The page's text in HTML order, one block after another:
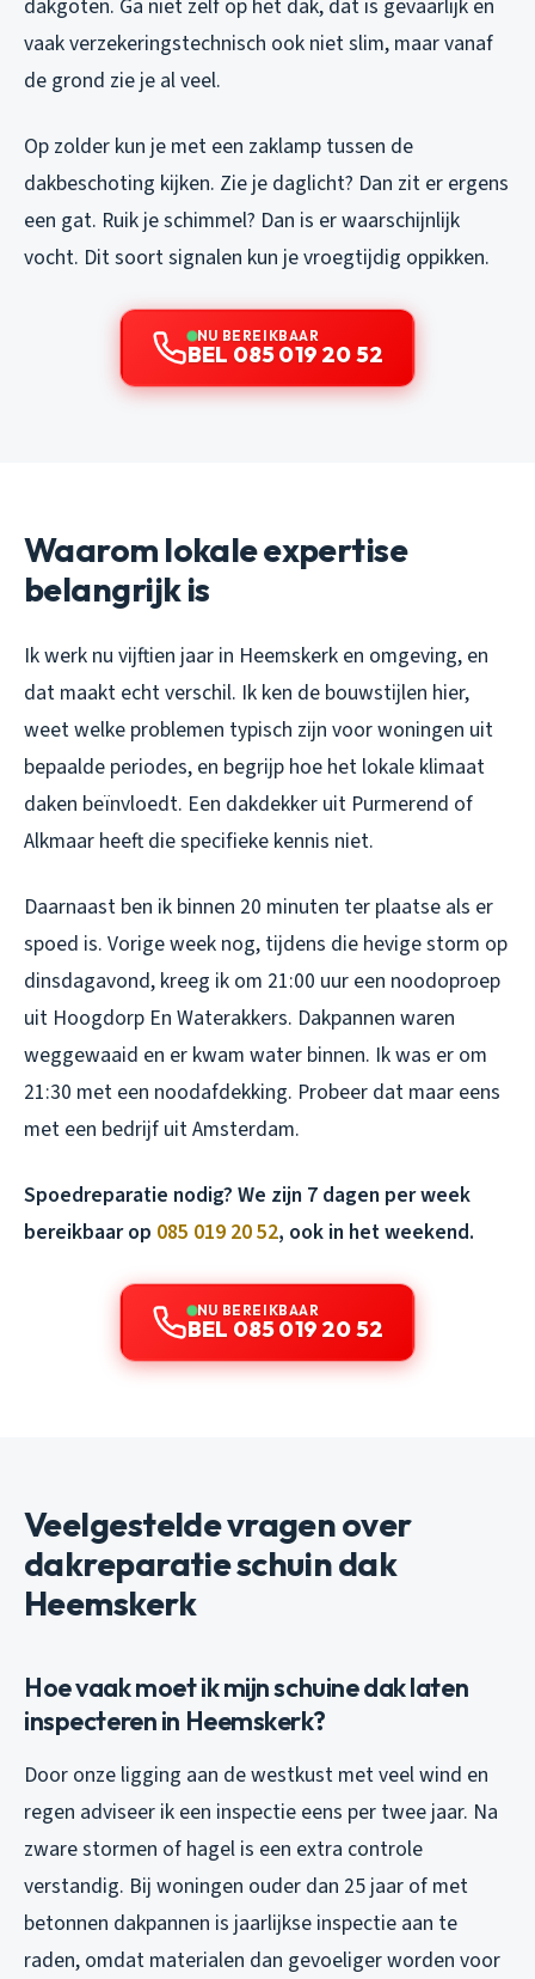
dakgoten. Ga niet zelf op het dak, dat is gevaarlijk en
vaak verzekeringstechnisch ook niet slim, maar vanaf
de grond zie je al veel.
Op zolder kun je met een zaklamp tussen de
dakbeschoting kijken. Zie je daglicht? Dan zit er ergens
een gat. Ruik je schimmel? Dan is er waarschijnlijk
vocht. Dit soort signalen kun je vroegtijdig oppikken.
NU BEREIKBAAR
BEL 085 019 20 52
Waarom lokale expertise
belangrijk is
Ik werk nu vijftien jaar in Heemskerk en omgeving, en
dat maakt echt verschil. Ik ken de bouwstijlen hier,
weet welke problemen typisch zijn voor woningen uit
bepaalde periodes, en begrijp hoe het lokale klimaat
daken beïnvloedt. Een dakdekker uit Purmerend of
Alkmaar heeft die specifieke kennis niet.
Daarnaast ben ik binnen 20 minuten ter plaatse als er
spoed is. Vorige week nog, tijdens die hevige storm op
dinsdagavond, kreeg ik om 21:00 uur een noodoproep
uit Hoogdorp En Waterakkers. Dakpannen waren
weggewaaid en er kwam water binnen. Ik was er om
21:30 met een noodafdekking. Probeer dat maar eens
met een bedrijf uit Amsterdam.
Spoedreparatie nodig? We zijn 7 dagen per week
bereikbaar op 085 019 20 52, ook in het weekend.
NU BEREIKBAAR
BEL 085 019 20 52
Veelgestelde vragen over
dakreparatie schuin dak
Heemskerk
Hoe vaak moet ik mijn schuine dak laten
inspecteren in Heemskerk?
Door onze ligging aan de westkust met veel wind en
regen adviseer ik een inspectie eens per twee jaar. Na
zware stormen of hagel is een extra controle
verstandig. Bij woningen ouder dan 25 jaar of met
betonnen dakpannen is jaarlijkse inspectie aan te
raden, omdat materialen dan gevoeliger worden voor